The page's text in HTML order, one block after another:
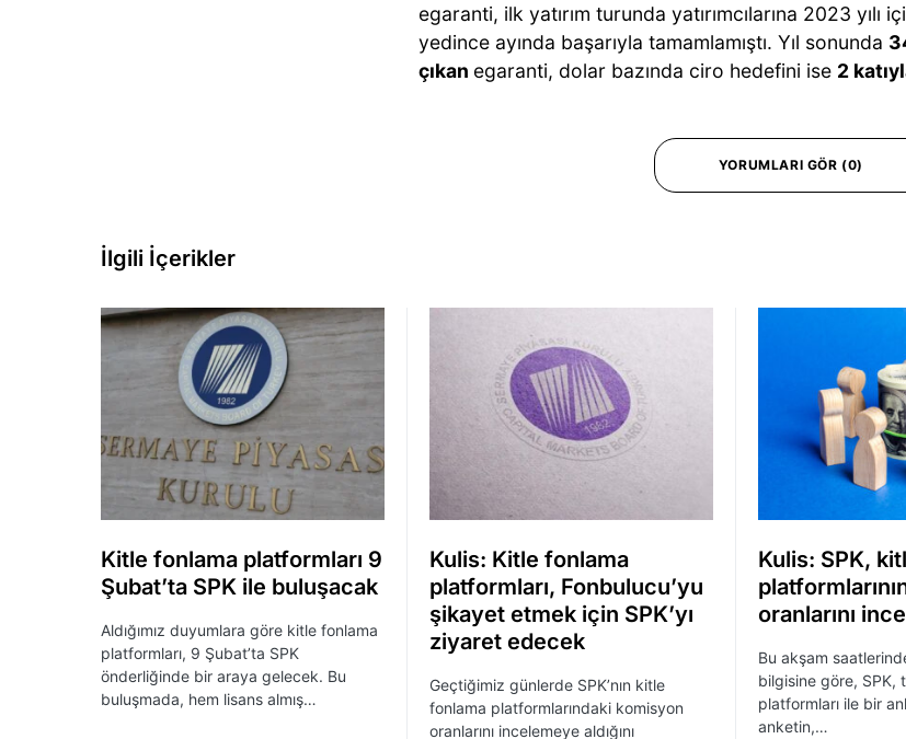
egaranti, ilk yatırım turunda yatırımcılarına 2023 yılı
yedince ayında başarıyla tamamlamıştı. Yıl sonunda
çıkan egaranti, dolar bazında ciro hedefini ise 2
YORUMLARI GÖR (0)
İlgili İçerikler
Kitle fonlama platformları 9
Şubat’ta SPK ile buluşacak
Aldığımız duyumlara göre kitle fonlama
platformları, 9 Şubat’ta SPK
önderliğinde bir araya gelecek. Bu
buluşmada, hem lisans almış…
Kulis: Kitle fonlama
platformları, Fonbulucu’yu
şikayet etmek için SPK’yı
ziyaret edecek
Geçtiğimiz günlerde SPK’nın kitle
fonlama platformlarındaki komisyon
oranlarını incelemeye aldığını
Kulis: SPK,
oranlarını
Bu akşam
bilgisine göre, SPK,
platformları ile bir
anketin,…